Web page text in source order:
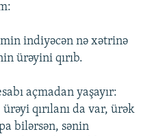
indiyəcən nə xətrinə
ürəyini qırıb.
açmadan yaşayır:
qırılanı da var, ürək
bilərsən, sənin